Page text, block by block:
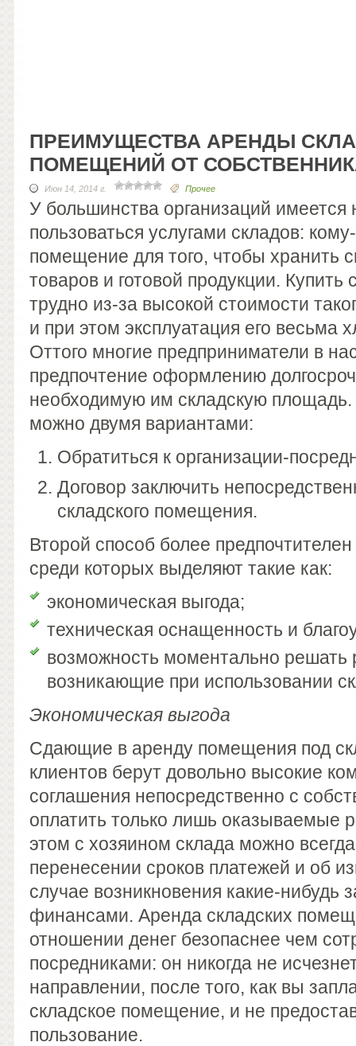
ПРЕИМУЩЕСТВА АРЕНДЫ
ПОМЕЩЕНИЙ ОТ
Июн 14, 2014 г. Прочее
У большинства организаций имеется
пользоваться услугами складов:
помещение для того, чтобы хранить
товаров и готовой продукции. Купить
трудно из-за высокой стоимости
и при этом эксплуатация его весьма
Оттого многие предприниматели в
предпочтение оформлению
необходимую им складскую
можно двумя вариантами:
Обратиться к организации-
Договор заключить
складского помещения.
Второй способ более
среди которых выделяют такие как:
экономическая выгода;
техническая оснащенность и
возможность моментально решать
возникающие при использовании
Экономическая выгода
Сдающие в аренду помещения под
клиентов берут довольно высокие
соглашения непосредственно с
оплатить только лишь оказываемые
этом с хозяином склада можно
перенесении сроков платежей и об
случае возникновения какие-нибудь
финансами. Аренда складских
отношении денег безопаснее чем
посредниками: он никогда не
направлении, после того, как вы
складское помещение, и не
пользование.